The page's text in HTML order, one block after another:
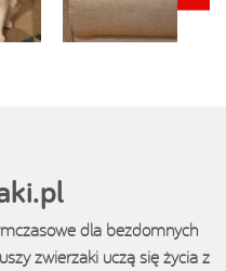
dla bezdomnych
zwierzaki uczą się życia z